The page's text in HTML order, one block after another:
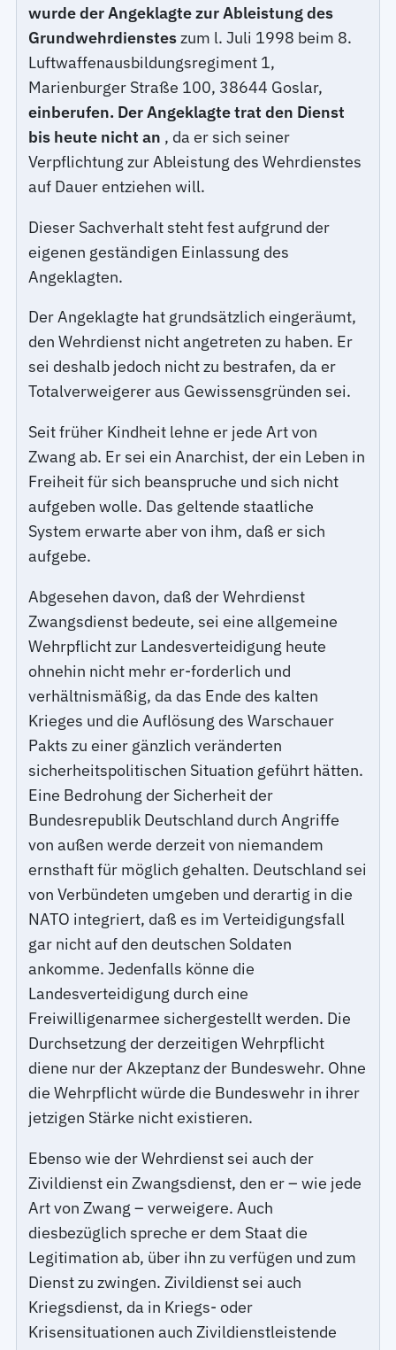
wurde der Angeklagte zur Ableistung des
Grundwehrdiensteszum l. Juli 1998 beim 8.
Luftwaffenausbildungsregiment 1,
Marienburger Straße 100, 38644 Goslar,
einberufen. Der Angeklagte trat den Dienst
bis heute nicht an , da er sich seiner
Verpflichtung zur Ableistung des Wehrdienstes
auf Dauer entziehen will.
Dieser Sachverhalt steht fest aufgrund der
eigenen geständigen Einlassung des
Angeklagten.
Der Angeklagte hat grundsätzlich eingeräumt,
den Wehrdienst nicht angetreten zu haben. Er
sei deshalb jedoch nicht zu bestrafen, da er
Totalverweigerer aus Gewissensgründen sei.
Seit früher Kindheit lehne er jede Art von
Zwang ab. Er sei ein Anarchist, der ein Leben in
Freiheit für sich beanspruche und sich nicht
aufgeben wolle. Das geltende staatliche
System erwarte aber von ihm, daß er sich
aufgebe.
Abgesehen davon, daß der Wehrdienst
Zwangsdienst bedeute, sei eine allgemeine
Wehrpflicht zur Landesverteidigung heute
ohnehin nicht mehr er-forderlich und
verhältnismäßig, da das Ende des kalten
Krieges und die Auflösung des Warschauer
Pakts zu einer gänzlich veränderten
sicherheitspolitischen Situation geführt hätten.
Eine Bedrohung der Sicherheit der
Bundesrepublik Deutschland durch Angriffe
von außen werde derzeit von niemandem
ernsthaft für möglich gehalten. Deutschland sei
von Verbündeten umgeben und derartig in die
NATO integriert, daß es im Verteidigungsfall
gar nicht auf den deutschen Soldaten
ankomme. Jedenfalls könne die
Landesverteidigung durch eine
Freiwilligenarmee sichergestellt werden. Die
Durchsetzung der derzeitigen Wehrpflicht
diene nur der Akzeptanz der Bundeswehr. Ohne
die Wehrpflicht würde die Bundeswehr in ihrer
jetzigen Stärke nicht existieren.
Ebenso wie der Wehrdienst sei auch der
Zivildienst ein Zwangsdienst, den er – wie jede
Art von Zwang – verweigere. Auch
diesbezüglich spreche er dem Staat die
Legitimation ab, über ihn zu verfügen und zum
Dienst zu zwingen. Zivildienst sei auch
Kriegsdienst, da in Kriegs- oder
Krisensituationen auch Zivildienstleistende